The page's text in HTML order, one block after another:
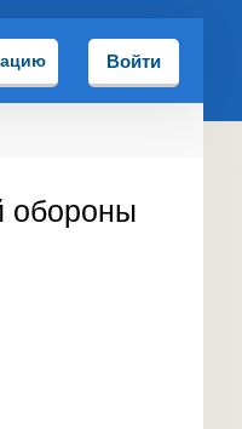
Войти
обороны